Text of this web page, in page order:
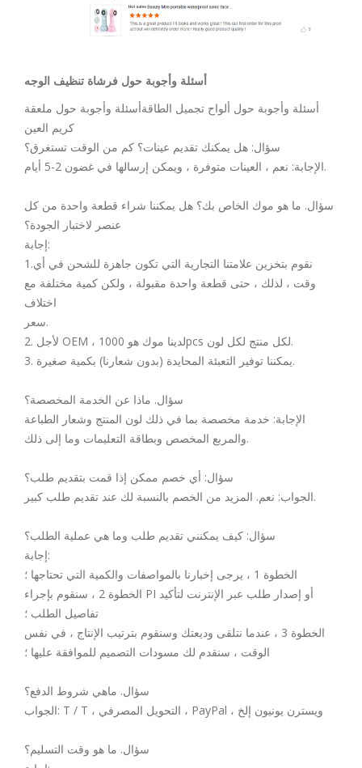
أسئلة وأجوبة حول فرشاة تنظيف الوجه
أسئلة وأجوبة حول ألواح تجميل الطاقةأسئلة وأجوبة حول ملعقة
كريم العين
سؤال: هل يمكنك تقديم عينات؟ كم من الوقت تستغرق؟
الإجابة: نعم ، العينات متوفرة ، ويمكن إرسالها في غضون 2-5 أيام.
سؤال. ما هو موك الخاص بك؟ هل يمكننا شراء قطعة واحدة من كل
عنصر لاختبار الجودة؟
إجابة:
1.نقوم بتخزين علامتنا التجارية التي تكون جاهزة للشحن في أي
وقت ، لذلك ، حتى قطعة واحدة مقبولة ، ولكن كمية مختلفة مع
اختلاف
سعر.
2. لأجل OEM ، لدينا موك هو 1000pcs لكل منتج لكل لون.
3. يمكننا توفير التعبئة المحايدة (بدون شعارنا) بكمية صغيرة.
سؤال. ماذا عن الخدمة المخصصة؟
الإجابة: خدمة مخصصة بما في ذلك لون المنتج وشعار الطباعة
والمربع المخصص وبطاقة التعليمات وما إلى ذلك.
سؤال: أي خصم ممكن إذا قمت بتقديم طلب؟
الجواب: نعم. المزيد من الخصم بالنسبة لك عند تقديم طلب كبير.
سؤال: كيف يمكنني تقديم طلب وما هي عملية الطلب؟
إجابة:
الخطوة 1 ، يرجى إخبارنا بالمواصفات والكمية التي تحتاجها ؛
الخطوة 2 ، سنقوم بإجراء PI أو إصدار طلب عبر الإنترنت لتأكيد
تفاصيل الطلب ؛
الخطوة 3 ، عندما نتلقى وديعتك وسنقوم بترتيب الإنتاج ، في نفس
الوقت ، سنقدم لك مسودات التصميم للموافقة عليها ؛
سؤال. ماهي شروط الدفع؟
الجواب: T / T ، التحويل المصرفي ، PayPal ، ويسترن يونيون إلخ
سؤال. ما هو وقت التسليم؟